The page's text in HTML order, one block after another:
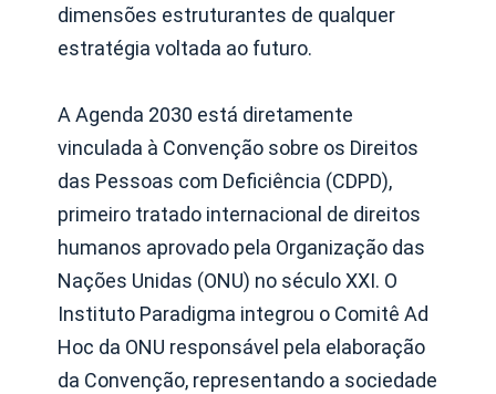
dimensões estruturantes de qualquer
estratégia voltada ao futuro.
A Agenda 2030 está diretamente
vinculada à Convenção sobre os Direitos
das Pessoas com Deficiência (CDPD),
primeiro tratado internacional de direitos
humanos aprovado pela Organização das
Nações Unidas (ONU) no século XXI. O
Instituto Paradigma integrou o Comitê Ad
Hoc da ONU responsável pela elaboração
da Convenção, representando a sociedade